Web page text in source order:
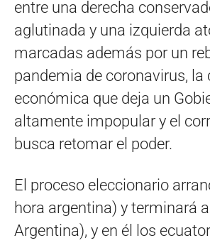
entre una derecha
aglutinada y una izquierda
marcadas además por un
pandemia de coronavirus, la
económica que deja un
altamente impopular y el
busca retomar el poder.
El proceso eleccionario
hora argentina) y terminará
Argentina), y en él los